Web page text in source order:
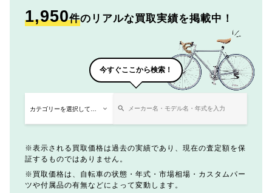
1,950件のリアルな買取実績を掲載中！
今すぐここから検索！
表示される買取価格は過去の実績であり、現在の査定額を保
証するものではありません。
買取価格は、自転車の状態・年式・市場相場・カスタムパー
ツや付属品の有無などによって変動します。